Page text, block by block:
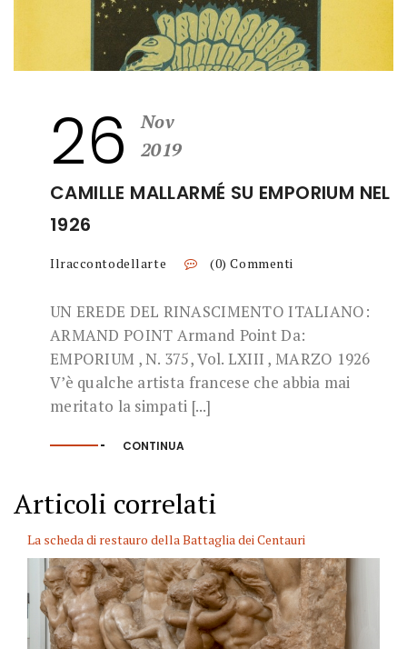
26
Nov
2019
CAMILLE MALLARMÉ SU EMPORIUM NEL
1926
Ilraccontodellarte (0) Commenti
UN EREDE DEL RINASCIMENTO ITALIANO:
ARMAND POINT Armand Point Da:
EMPORIUM , N. 375, Vol. LXIII , MARZO 1926
V’è qualche artista francese che abbia mai
meritato la simpati [...]
CONTINUA
Articoli correlati
La scheda di restauro della Battaglia dei Centauri